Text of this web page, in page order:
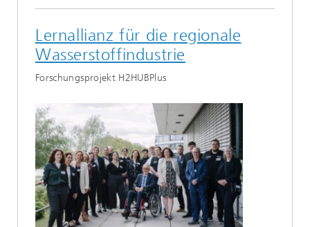
Lernallianz für die regionale
Wasserstoffindustrie
Forschungsprojekt H2HUBPlus